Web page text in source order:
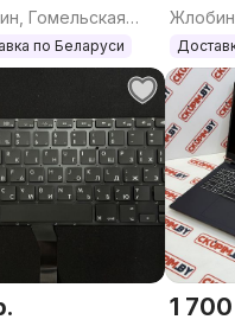
Гомельская
по Беларуси
1